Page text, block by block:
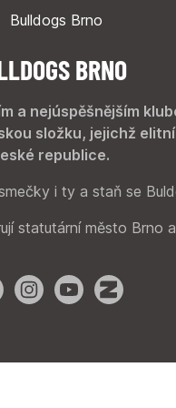
BRNO
a nejúspěšnějším
složku, jejichž
republice.
i ty a staň se
statutární město Brno
InstagramYouTubeZonerama